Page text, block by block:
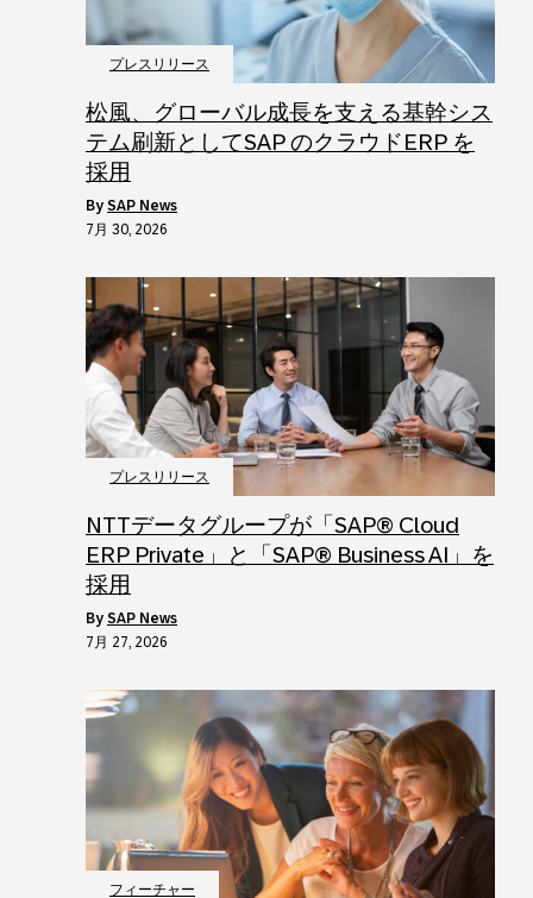
プレスリリース
松風、グローバル成長を支える基幹シス
テム刷新としてSAP のクラウドERP を
採用
by SAP News
7月 30, 2026
プレスリリース
NTTデータグループが「SAP® Cloud
ERP Private」と「SAP® Business AI」を
採用
by SAP News
7月 27, 2026
フィーチャー